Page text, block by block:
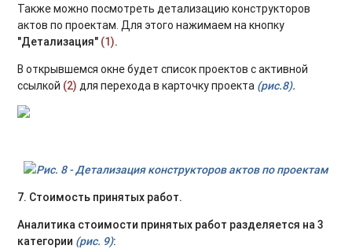
Также можно посмотреть детализацию конструкторов
актов по проектам. Для этого нажимаем на кнопку
"Детализация" (1).
В открывшемся окне будет список проектов с активной
ссылкой (2) для перехода в карточку проекта (рис.8).
Рис. 8 - Детализация конструкторов актов по проектам
7. Стоимость принятых работ.
Аналитика стоимости принятых работ разделяется на 3
категории (рис. 9):